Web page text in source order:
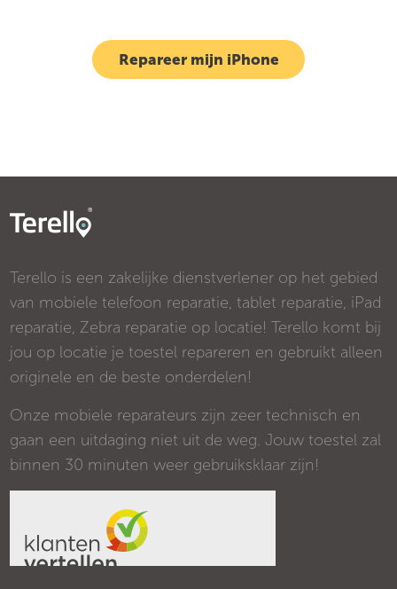
Repareer mijn iPhone
Terello is een zakelijke dienstverlener op het gebied
van mobiele telefoon reparatie, tablet reparatie, iPad
reparatie, Zebra reparatie op locatie! Terello komt bij
jou op locatie je toestel repareren en gebruikt alleen
originele en de beste onderdelen!
Onze mobiele reparateurs zijn zeer technisch en
gaan een uitdaging niet uit de weg. Jouw toestel zal
binnen 30 minuten weer gebruiksklaar zijn!